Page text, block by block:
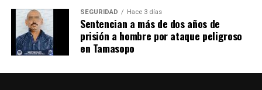
SEGURIDAD Hace 3 días
Sentencian a más de dos años de
prisión a hombre por ataque peligroso
en Tamasopo